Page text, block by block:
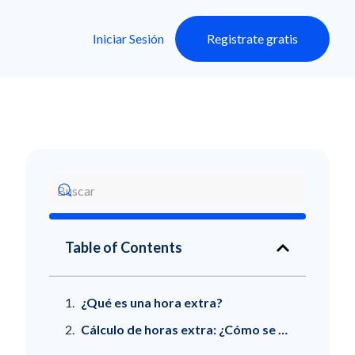
Iniciar Sesión Registrate gratis
Table of Contents
¿Qué es una hora extra?
Cálculo de horas extra: ¿Cómo se hace?